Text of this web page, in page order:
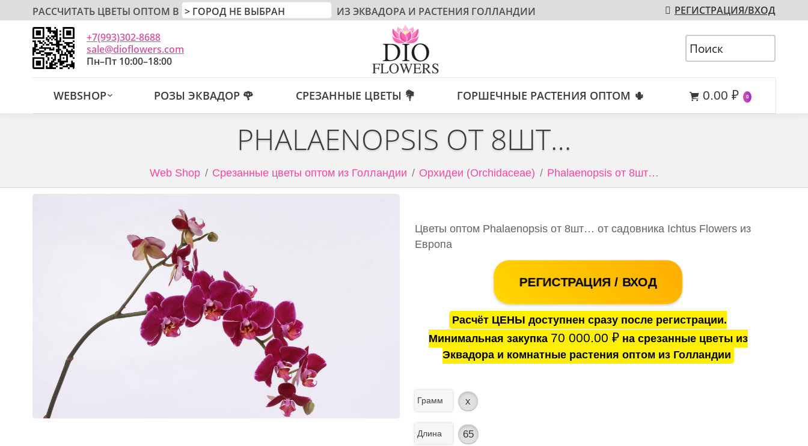
РАССЧИТАТЬ ЦВЕТЫ ОПТОМ В ИЗ ЭКВАДОРА И РАСТЕНИЯ ГОЛЛАНДИИ РЕГИСТРАЦИЯ/ВХОД
+7(993)302-8688
sale@dioflowers.com
Пн–Пт 10:00–18:00
WEBSHOP РОЗЫ ЭКВАДОР 🌹 СРЕЗАННЫЕ ЦВЕТЫ 💐 ГОРШЕЧНЫЕ РАСТЕНИЯ ОПТОМ 🌵 0.00 ₽ 0
PHALAENOPSIS ОТ 8ШТ…
Web Shop Срезанные цветы оптом из Голландии Орхидеи (Orchidaceae) Phalaenopsis от 8шт…
Цветы оптом Phalaenopsis от 8шт… от садовника Ichtus Flowers из
Европа
РЕГИСТРАЦИЯ / ВХОД
Расчёт ЦЕНЫ доступнен сразу после регистрации.
Минимальная закупка 70 000.00 ₽на срезанные цветы из
Эквадора и комнатные растения оптом из Голландии
Грамм x
Длина 65